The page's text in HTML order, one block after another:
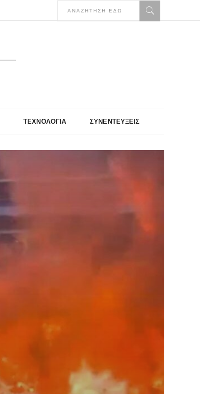
ΤΕΧΝΟΛΟΓΊΑ ΣΥΝΕΝΤΕΎΞΕΙΣ